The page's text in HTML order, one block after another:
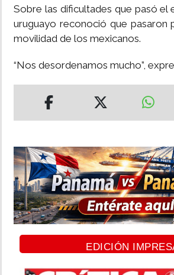
Sobre las dificultades que pasó el
uruguayo reconoció que pasaron
movilidad de los mexicanos.
“Nos desordenamos mucho”,
EDICIÓN